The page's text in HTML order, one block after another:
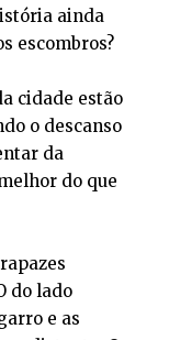
ainda
escombros?
cidade estão
o descanso
da
do que
do lado
e as